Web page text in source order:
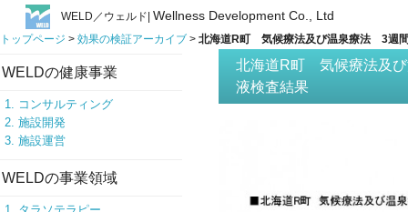
WELD／ウェルド|Wellness Development Co., Ltd
トップページ > 効果の検証アーカイブ > 北海道R町 気候療法及び温泉療法 3週間
WELDの健康事業
コンサルティング
施設開発
施設運営
WELDの事業領域
北海道R町 気候療法及
液検査結果